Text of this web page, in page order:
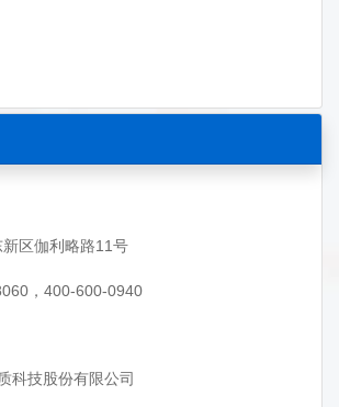
区伽利略路11号
，400-600-0940